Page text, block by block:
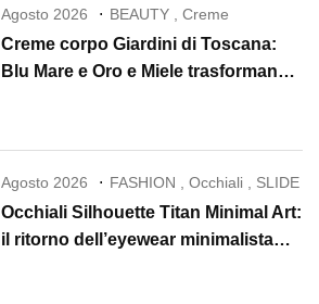
Agosto 2026 BEAUTY ,Creme
Creme corpo Giardini di Toscana:
Blu Mare e Oro e Miele trasformano
Agosto 2026 FASHION ,Occhiali SLIDE
Occhiali Silhouette Titan Minimal Art:
il ritorno dell’eyewear minimalista